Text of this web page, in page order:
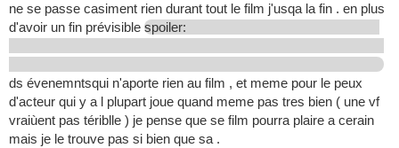
ne se passe casiment rien durant tout le film j'usqa la fin . en plus
d'avoir un fin prévisible spoiler:
ds évenemntsqui n'aporte rien au film , et meme pour le peux
d'acteur qui y a l plupart joue quand meme pas tres bien ( une vf
vraiùent pas tériblle ) je pense que se film pourra plaire a cerain
mais je le trouve pas si bien que sa .